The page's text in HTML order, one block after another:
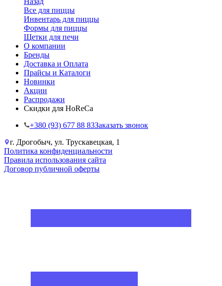
Все для пиццы
Инвентарь для пиццы
Формы для пиццы
Щетки для печи
О компании
Бренды
Доставка и Оплата
Прайсы и Каталоги
Новинки
Акции
Распродажи
Скидки для HoReCa
+38‎0 (93) 677 88 83Заказать звонок
г. Дрогобыч, ул. Трускавецкая, 1
Политика конфиденциальности
Правила использования сайта
Договор публичной оферты